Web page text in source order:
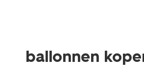
ballonnen